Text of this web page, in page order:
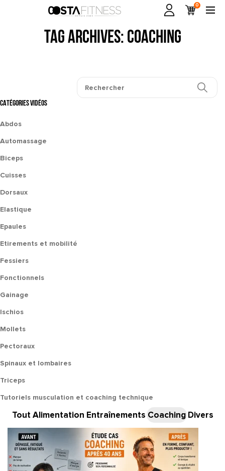
0
Tag Archives: coaching
CATÉGORIES VIDÉOS
Abdos
Automassage
Biceps
Cuisses
Dorsaux
Elastique
Epaules
Etirements et mobilité
Fessiers
Fonctionnels
Gainage
Ischios
Mollets
Pectoraux
Spinaux et lombaires
Triceps
Tutoriels musculation et coaching technique
Tout Alimentation Entraînements Coaching Divers